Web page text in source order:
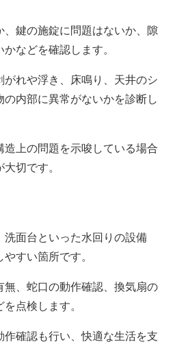
、鍵の施錠に問題はないか、隙
などを確認します。
がれや浮き、床鳴り、天井のシ
の内部に異常がないかを診断し
造上の問題を示唆している場合
切です。
洗面台といった水回りの設備
すい箇所です。
無、蛇口の動作確認、換気扇の
点検します。
確認も行い、快適な生活を支